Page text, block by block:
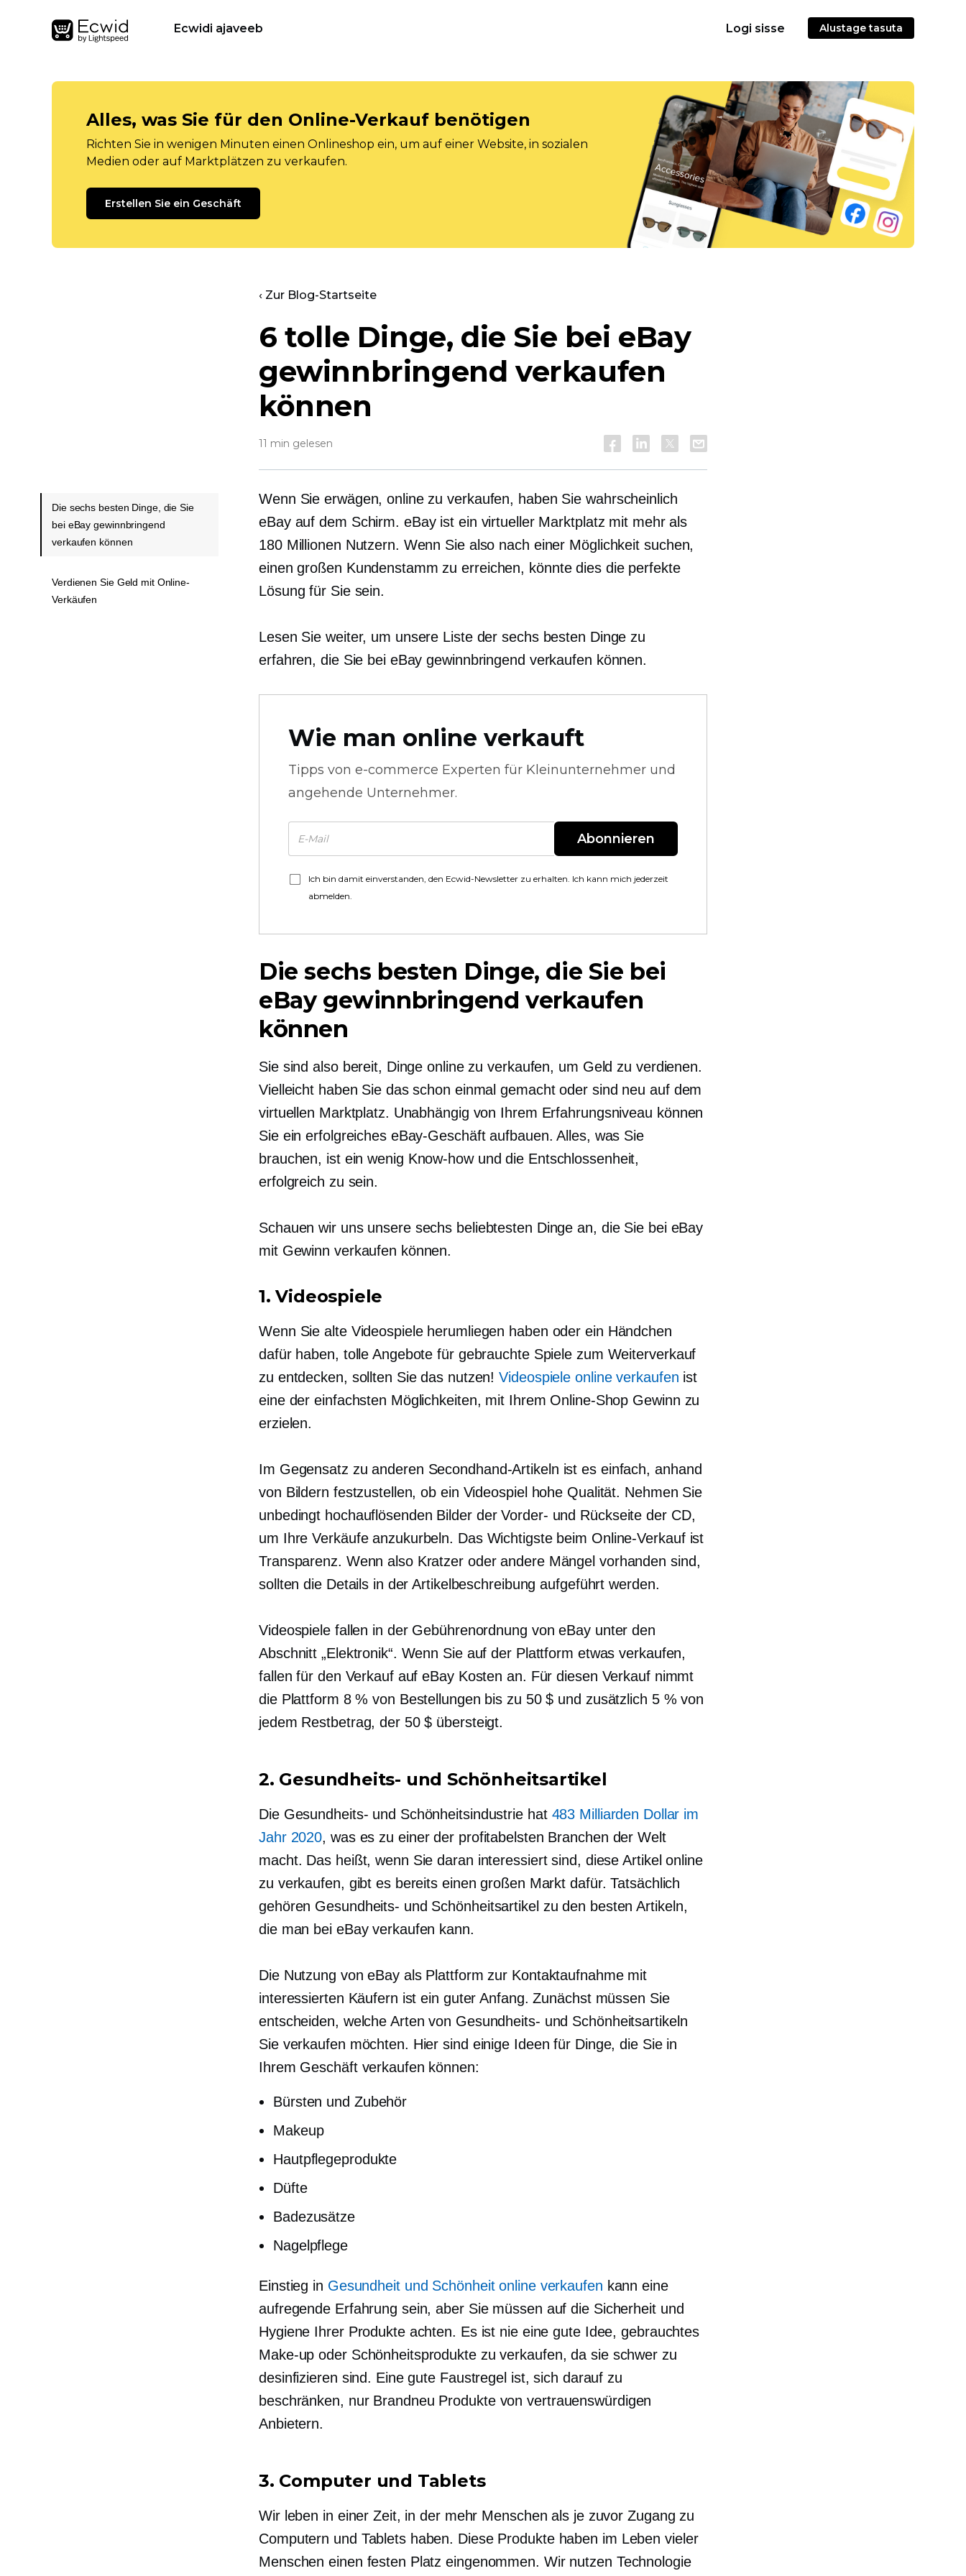
Ecwidi ajaveeb Logi sisse Alustage tasuta
Alles, was Sie für den Online-Verkauf benötigen
Richten Sie in wenigen Minuten einen Onlineshop ein, um auf einer Website, in sozialen
Medien oder auf Marktplätzen zu verkaufen.
Erstellen Sie ein Geschäft
‹ Zur Blog-Startseite
6 tolle Dinge, die Sie bei eBay
gewinnbringend verkaufen
können
11 min gelesen
Wenn Sie erwägen, online zu verkaufen, haben Sie wahrscheinlich
eBay auf dem Schirm. eBay ist ein virtueller Marktplatz mit mehr als
180 Millionen Nutzern. Wenn Sie also nach einer Möglichkeit suchen,
einen großen Kundenstamm zu erreichen, könnte dies die perfekte
Lösung für Sie sein.
Lesen Sie weiter, um unsere Liste der sechs besten Dinge zu
erfahren, die Sie bei eBay gewinnbringend verkaufen können.
Wie man online verkauft
Tipps von e-commerce Experten für Kleinunternehmer und
angehende Unternehmer.
Abonnieren
Ich bin damit einverstanden, den Ecwid-Newsletter zu erhalten. Ich kann mich jederzeit
abmelden.
Die sechs besten Dinge, die Sie bei
eBay gewinnbringend verkaufen
können
Sie sind also bereit, Dinge online zu verkaufen, um Geld zu verdienen.
Vielleicht haben Sie das schon einmal gemacht oder sind neu auf dem
virtuellen Marktplatz. Unabhängig von Ihrem Erfahrungsniveau können
Sie ein erfolgreiches eBay-Geschäft aufbauen. Alles, was Sie
brauchen, ist ein wenig Know-howund die Entschlossenheit,
erfolgreich zu sein.
Schauen wir uns unsere sechs beliebtesten Dinge an, die Sie bei eBay
mit Gewinn verkaufen können.
1. Videospiele
Wenn Sie alte Videospiele herumliegen haben oder ein Händchen
dafür haben, tolle Angebote für gebrauchte Spiele zum Weiterverkauf
zu entdecken, sollten Sie das nutzen!Videospiele online verkaufen ist
eine der einfachsten Möglichkeiten, mit Ihrem Online-Shop Gewinn zu
erzielen.
Im Gegensatz zu anderen Secondhand-Artikeln ist es einfach, anhand
von Bildern festzustellen, ob ein Videospiel hohe Qualität. Nehmen Sie
unbedingt hochauflösenden Bilder der Vorder- und Rückseite der CD,
um Ihre Verkäufe anzukurbeln. Das Wichtigste beim Online-Verkauf ist
Transparenz. Wenn also Kratzer oder andere Mängel vorhanden sind,
sollten die Details in der Artikelbeschreibung aufgeführt werden.
Videospiele fallen in der Gebührenordnung von eBay unter den
Abschnitt „Elektronik“. Wenn Sie auf der Plattform etwas verkaufen,
fallen für den Verkauf auf eBay Kosten an. Für diesen Verkauf nimmt
die Plattform 8 % von Bestellungen bis zu 50 $ und zusätzlich 5 % von
jedem Restbetrag, der 50 $ übersteigt.
2. Gesundheits- und Schönheitsartikel
Die Gesundheits- und Schönheitsindustrie hat 483 Milliarden Dollar im
Jahr 2020, was es zu einer der profitabelsten Branchen der Welt
macht. Das heißt, wenn Sie daran interessiert sind, diese Artikel online
zu verkaufen, gibt es bereits einen großen Markt dafür. Tatsächlich
gehören Gesundheits- und Schönheitsartikel zu den besten Artikeln,
die man bei eBay verkaufen kann.
Die Nutzung von eBay als Plattform zur Kontaktaufnahme mit
interessierten Käufern ist ein guter Anfang. Zunächst müssen Sie
entscheiden, welche Arten von Gesundheits- und Schönheitsartikeln
Sie verkaufen möchten. Hier sind einige Ideen für Dinge, die Sie in
Ihrem Geschäft verkaufen können:
Bürsten und Zubehör
Makeup
Hautpflegeprodukte
Düfte
Badezusätze
Nagelpflege
Einstieg in Gesundheit und Schönheit online verkaufen kann eine
aufregende Erfahrung sein, aber Sie müssen auf die Sicherheit und
Hygiene Ihrer Produkte achten. Es ist nie eine gute Idee, gebrauchtes
Make-up oder Schönheitsprodukte zu verkaufen, da sie schwer zu
desinfizieren sind. Eine gute Faustregel ist, sich darauf zu
beschränken, nur Brandneu Produkte von vertrauenswürdigen
Anbietern.
3. Computer und Tablets
Wir leben in einer Zeit, in der mehr Menschen als je zuvor Zugang zu
Computern und Tablets haben. Diese Produkte haben im Leben vieler
Menschen einen festen Platz eingenommen. Wir nutzen Technologie
Die sechs besten Dinge, die Sie
bei eBay gewinnbringend
verkaufen können
Verdienen Sie Geld mit Online-
Verkäufen